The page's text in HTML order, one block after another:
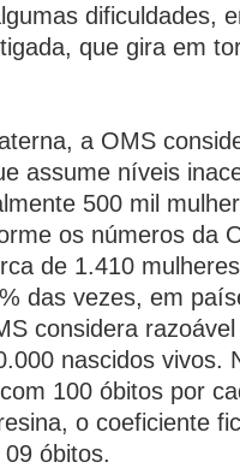
dificuldades,
que gira em
a OMS
assume níveis
500 mil
os números da
de 1.410
das vezes, em
considera
nascidos vivos.
100 óbitos por
o coeficiente
óbitos.